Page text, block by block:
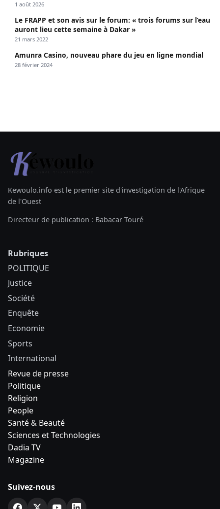
1 août 2026
Le FRAPP et son avis sur le forum: « trois forums sur l’eau
auront lieu cette semaine à Dakar »
21 mars 2022
Amunra Casino, nouveau phare du jeu en ligne mondial
28 février 2024
Kewoulo.info est le premier site d'investigation de l'Afrique
de l'Ouest
Directeur de publication : Babacar Touré
Rubriques
POLITIQUE
Justice
Société
Enquête
Economie
Sports
International
Revue de presse
Politique
Religion
People
Santé & Beauté
Sciences et Technologies
Dadia TV
Magazine
Suivez-nous